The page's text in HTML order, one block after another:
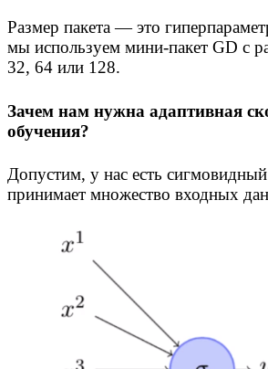
Размер пакета — это
мы используем мини-пакет GD с
32, 64 или 128.
Зачем нам нужна адаптивная
обучения?
Допустим, у нас есть
принимает множество входных